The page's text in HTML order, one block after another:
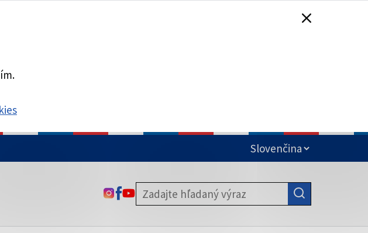
stránka je zabezpečená
webovú stránku. Zabezpečená stránka vždy začína
ODKAZ SA OTVORÍ NA NOVEJ KARTE
ODKAZ SA OTVORÍ NA NOVEJ KARTE
ODKAZ SA OTVORÍ NA NOVEJ KARTE